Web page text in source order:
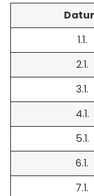
1.1.
2.1.
3.1.
4.1.
5.1.
6.1.
7.1.